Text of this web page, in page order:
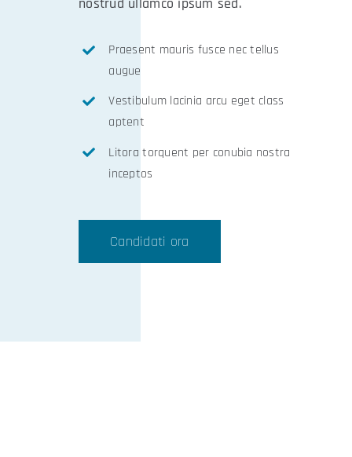
nostrud ullamco ipsum sed.
Praesent mauris fusce nec tellus
augue
Vestibulum lacinia arcu eget class
aptent
Litora torquent per conubia nostra
inceptos
Candidati ora